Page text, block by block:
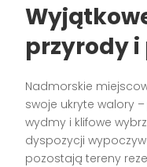
przyrody i
Nadmorskie
swoje ukryte walory –
wydmy i klifowe
dyspozycji
pozostają tereny